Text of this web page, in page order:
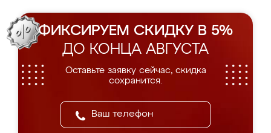
ФИКСИРУЕМ СКИДКУ В 5%
ДО КОНЦА АВГУСТА
Оставьте заявку сейчас, скидка
сохранится.